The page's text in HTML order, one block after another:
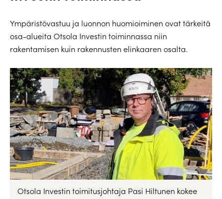
Ympäristövastuu ja luonnon huomioiminen ovat tärkeitä
osa-alueita Otsola Investin toiminnassa niin
rakentamisen kuin rakennusten elinkaaren osalta.
Otsola Investin toimitusjohtaja Pasi Hiltunen kokee